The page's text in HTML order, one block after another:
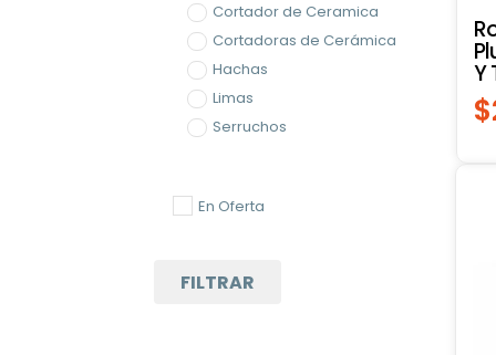
Cortador de Ceramica
Cortadoras de Cerámica
Hachas
Limas
Serruchos
Herramientas Industriales
Herramientas Manuales
En Oferta
FILTRAR
Y
$